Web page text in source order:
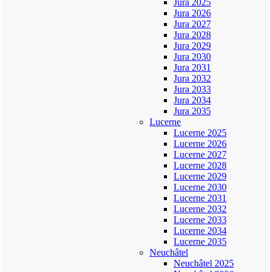
Jura 2025
Jura 2026
Jura 2027
Jura 2028
Jura 2029
Jura 2030
Jura 2031
Jura 2032
Jura 2033
Jura 2034
Jura 2035
Lucerne
Lucerne 2025
Lucerne 2026
Lucerne 2027
Lucerne 2028
Lucerne 2029
Lucerne 2030
Lucerne 2031
Lucerne 2032
Lucerne 2033
Lucerne 2034
Lucerne 2035
Neuchâtel
Neuchâtel 2025